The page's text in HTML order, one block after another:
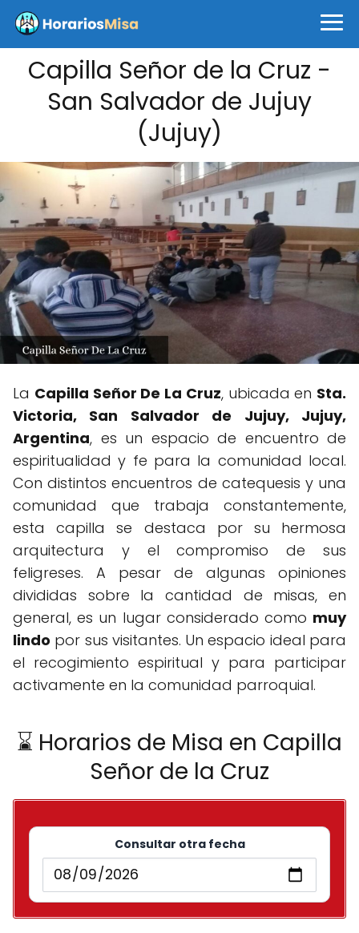
Capilla Señor de la Cruz -
San Salvador de Jujuy
(Jujuy)
La Capilla Señor De La Cruz, ubicada en Sta.
Victoria, San Salvador de Jujuy, Jujuy,
Argentina, es un espacio de encuentro de
espiritualidad y fe para la comunidad local.
Con distintos encuentros de catequesis y una
comunidad que trabaja constantemente,
esta capilla se destaca por su hermosa
arquitectura y el compromiso de sus
feligreses. A pesar de algunas opiniones
divididas sobre la cantidad de misas, en
general, es un lugar considerado como muy
lindo por sus visitantes. Un espacio ideal para
el recogimiento espiritual y para participar
activamente en la comunidad parroquial.
⌛ Horarios de Misa en Capilla
Señor de la Cruz
Consultar otra fecha